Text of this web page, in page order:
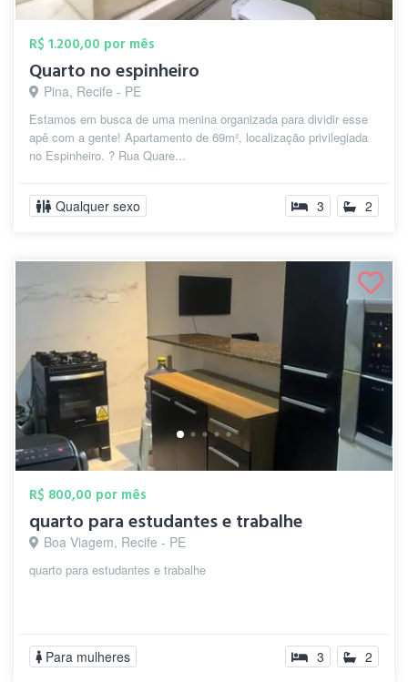
R$ 1.200,00 por mês
Quarto no espinheiro
Pina, Recife - PE
Estamos em busca de uma menina organizada para dividir esse
apê com a gente! Apartamento de 69m², localização privilegiada
no Espinheiro. ? Rua Quare...
Qualquer sexo 3 2
R$ 800,00 por mês
quarto para estudantes e trabalhe
Boa Viagem, Recife - PE
quarto para estudantes e trabalhe
Para mulheres 3 2